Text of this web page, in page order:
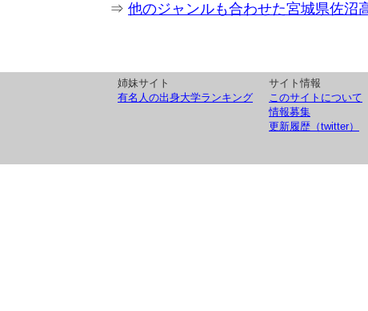
⇒ 他のジャンルも合わせた宮城県佐沼
姉妹サイト
有名人の出身大学ランキング
サイト情報
このサイトについて
情報募集
更新履歴（twitter）